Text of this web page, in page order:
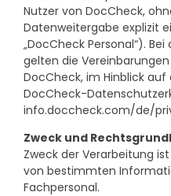
Nutzer von DocCheck,
Datenweitergabe explizit
„DocCheck Personal“).
gelten die
DocCheck, im Hinblick
DocCheck-
info.doccheck.com/de/
Zweck und
Zweck der Verarbeitung
von bestimmten
Fachpersonal.